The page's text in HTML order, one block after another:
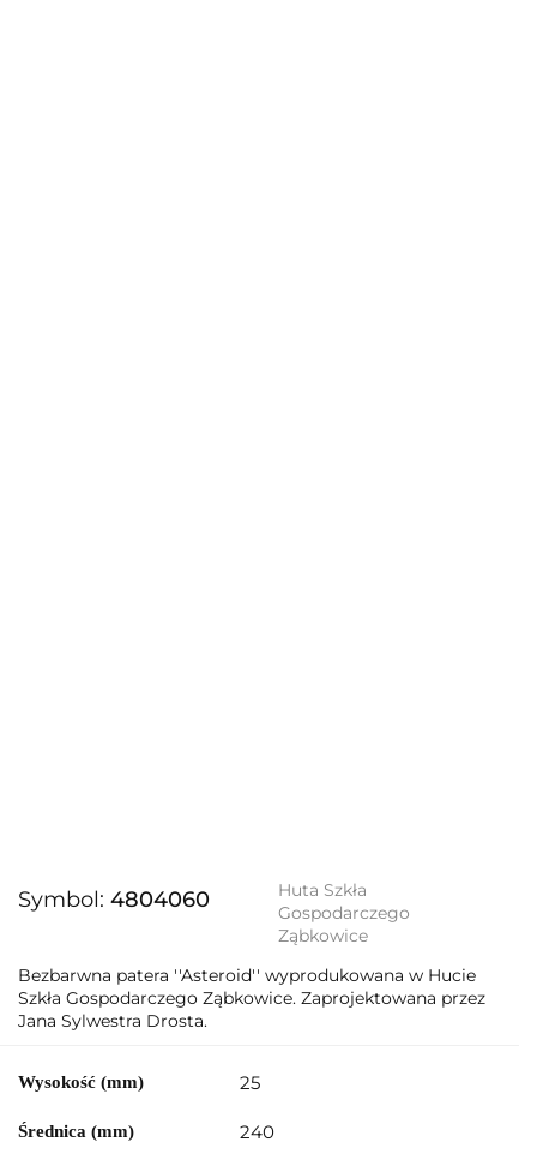
Symbol: 4804060
Huta Szkła
Gospodarczego
Ząbkowice
Bezbarwna patera ''Asteroid'' wyprodukowana w Hucie
Szkła Gospodarczego Ząbkowice. Zaprojektowana przez
Jana Sylwestra Drosta.
Wysokość (mm) 25
Średnica (mm) 240